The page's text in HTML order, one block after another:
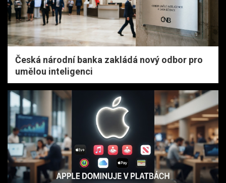
Česká národní banka zakládá nový odbor pro
umělou inteligenci